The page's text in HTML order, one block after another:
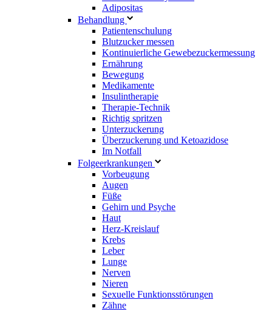
Adipositas
Behandlung
Patientenschulung
Blutzucker messen
Kontinuierliche Gewebezuckermessung
Ernährung
Bewegung
Medikamente
Insulintherapie
Therapie-Technik
Richtig spritzen
Unterzuckerung
Überzuckerung und Ketoazidose
Im Notfall
Folgeerkrankungen
Vorbeugung
Augen
Füße
Gehirn und Psyche
Haut
Herz-Kreislauf
Krebs
Leber
Lunge
Nerven
Nieren
Sexuelle Funktionsstörungen
Zähne